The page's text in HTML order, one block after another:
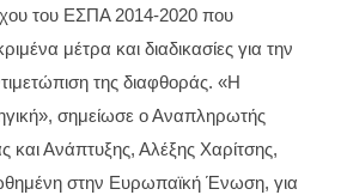
του ΕΣΠΑ 2014-2020 που
μέτρα και διαδικασίες για την
της διαφθοράς. «Η
σημείωσε ο Αναπληρωτής
και Ανάπτυξης, Αλέξης Χαρίτσης,
στην Ευρωπαϊκή Ένωση, για